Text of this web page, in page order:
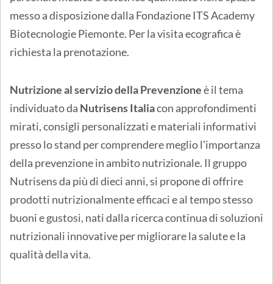
messo a disposizione dalla Fondazione ITS Academy
Biotecnologie Piemonte. Per la visita ecografica è
richiesta la prenotazione.
Nutrizione al servizio della Prevenzioneè il tema
individuato da Nutrisens Italiacon approfondimenti
mirati, consigli personalizzati e materiali informativi
presso lo stand per comprendere meglio l'importanza
della prevenzione in ambito nutrizionale. Il gruppo
Nutrisens da più di dieci anni, si propone di offrire
prodotti nutrizionalmente efficaci e al tempo stesso
buoni e gustosi, nati dalla ricerca continua di soluzioni
nutrizionali innovative per migliorare la salute e la
qualità della vita.